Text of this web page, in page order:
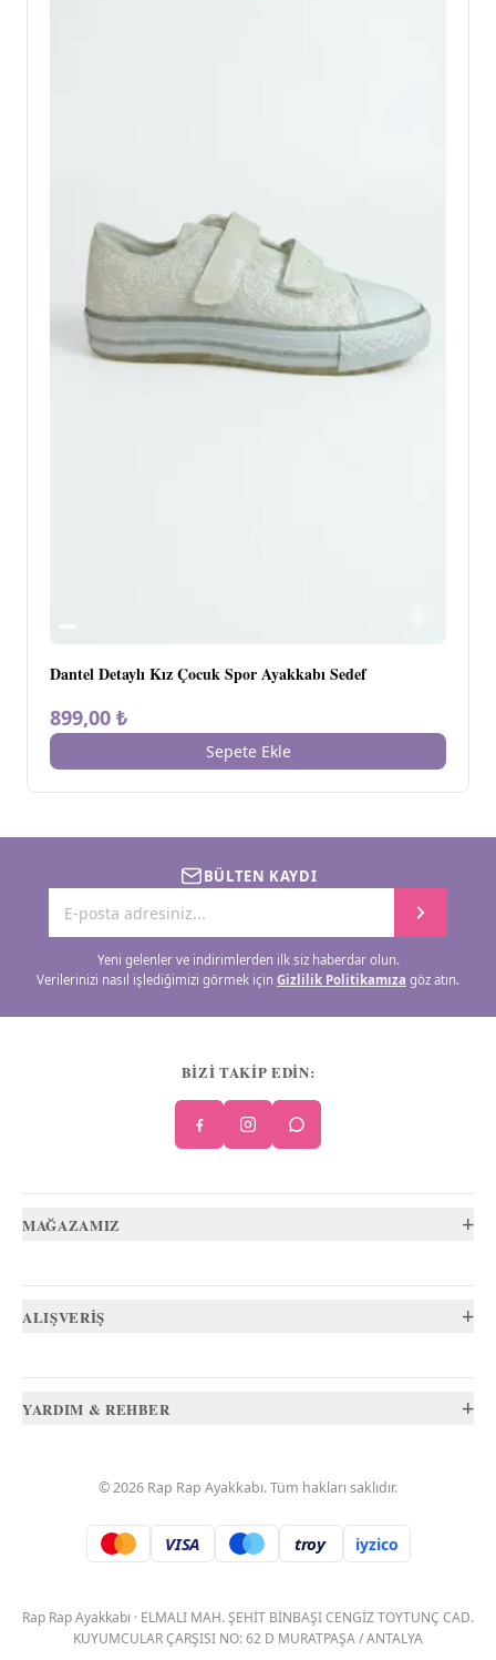
Dantel Detaylı Kız Çocuk Spor Ayakkabı Sedef
899,00 ₺
Sepete Ekle
BÜLTEN KAYDI
Yeni gelenler ve indirimlerden ilk siz haberdar olun.
Verilerinizi nasıl işlediğimizi görmek için Gizlilik Politikamıza göz atın.
BİZİ TAKİP EDİN:
MAĞAZAMIZ +
ALIŞVERİŞ +
YARDIM & REHBER +
©2026 Rap Rap Ayakkabı. Tüm hakları saklıdır.
VISA troy. iyzico
Rap Rap Ayakkabı · ELMALI MAH. ŞEHİT BİNBAŞI CENGİZ TOYTUNÇ CAD.
KUYUMCULAR ÇARŞISI NO: 62 D MURATPAŞA / ANTALYA